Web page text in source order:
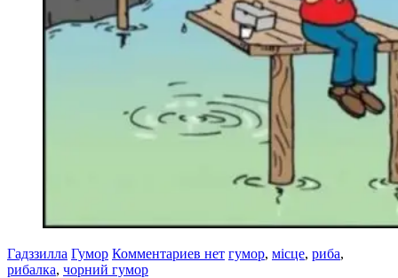
Гадззилла Гумор Комментариев нет гумор, місце, риба,
рибалка, чорний гумор